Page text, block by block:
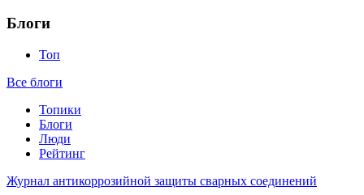
Блоги
Топ
Все блоги
Топики
Блоги
Люди
Рейтинг
Журнал антикоррозийной защиты сварных соединений